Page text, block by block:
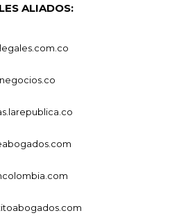
ALIADOS: